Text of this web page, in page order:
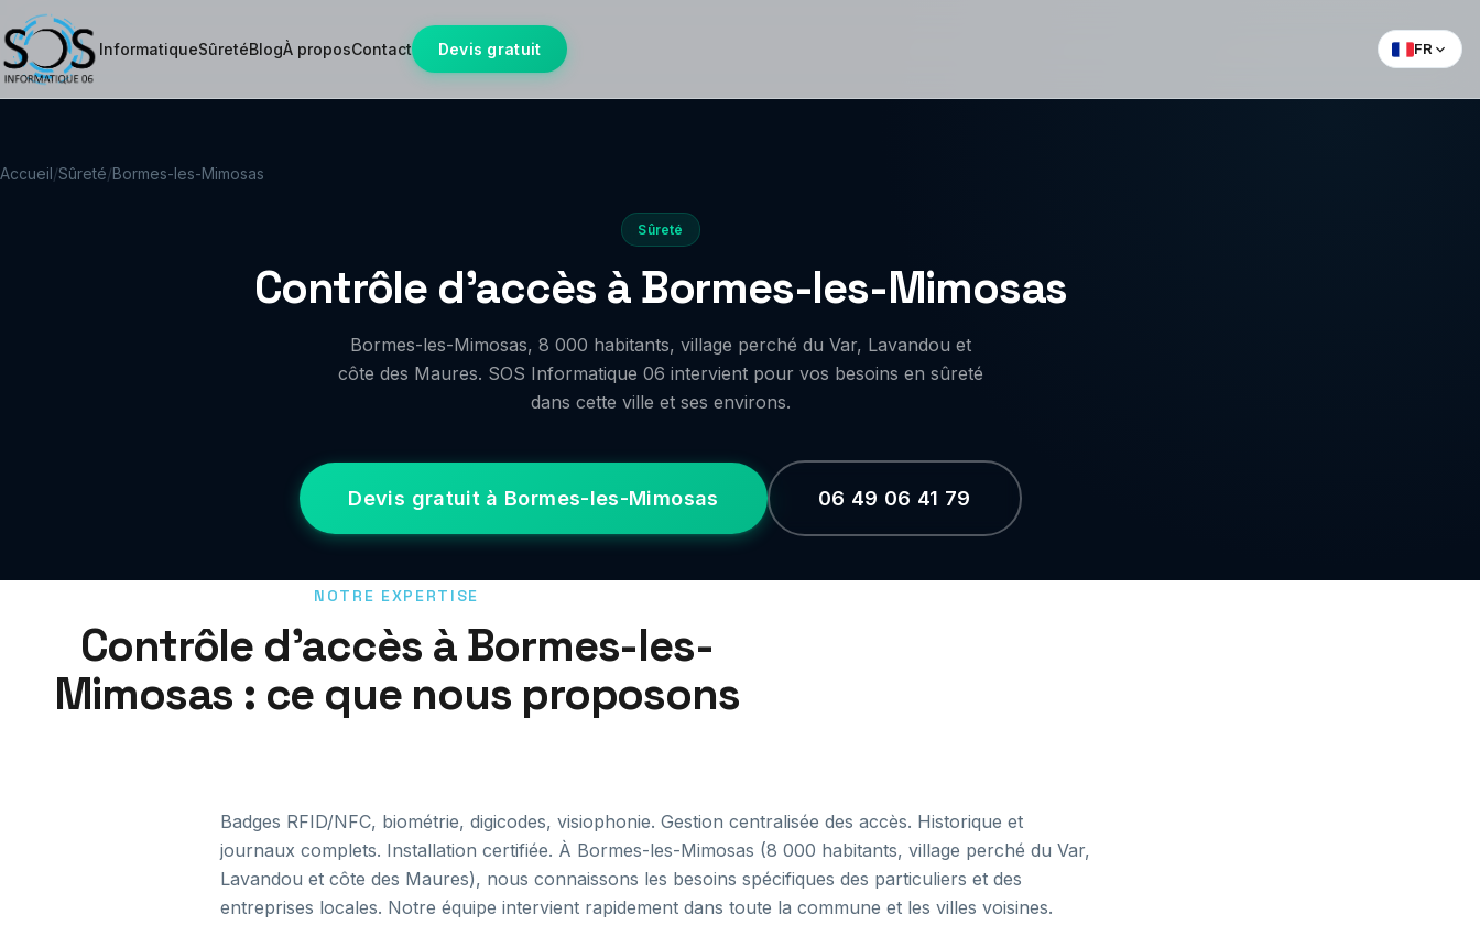
InformatiqueSûretéBlogÀ proposContact Devis gratuit FR
Accueil/Sûreté/Bormes-les-Mimosas
Sûreté
Contrôle d'accès à Bormes-les-Mimosas
Bormes-les-Mimosas, 8 000 habitants, village perché du Var, Lavandou et
côte des Maures. SOS Informatique 06 intervient pour vos besoins en sûreté
dans cette ville et ses environs.
Devis gratuit à Bormes-les-Mimosas 06 49 06 41 79
NOTRE EXPERTISE
Contrôle d'accès à Bormes-les-
Mimosas : ce que nous proposons
Badges RFID/NFC, biométrie, digicodes, visiophonie. Gestion centralisée des accès. Historique et
journaux complets. Installation certifiée. À Bormes-les-Mimosas (8 000 habitants, village perché du Var,
Lavandou et côte des Maures), nous connaissons les besoins spécifiques des particuliers et des
entreprises locales. Notre équipe intervient rapidement dans toute la commune et les villes voisines.